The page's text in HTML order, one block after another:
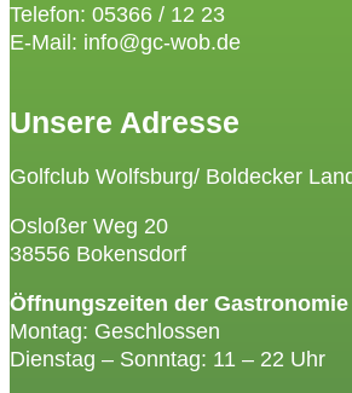
Telefon: 05366 / 12 23
E-Mail: info@gc-wob.de
Unsere Adresse
Golfclub Wolfsburg/ Boldecker
Osloßer Weg 20
38556 Bokensdorf
Öffnungszeiten der Gastronomie
Montag: Geschlossen
Dienstag – Sonntag: 11 – 22 Uhr